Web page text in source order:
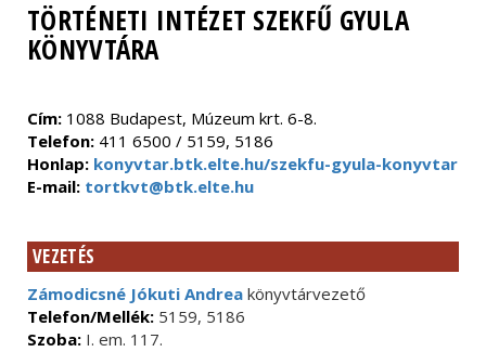
TÖRTÉNETI INTÉZET SZEKFŰ GYULA
KÖNYVTÁRA
Cím: 1088 Budapest, Múzeum krt. 6-8.
Telefon: 411 6500 / 5159, 5186
Honlap: konyvtar.btk.elte.hu/szekfu-gyula-konyvtar
E-mail: tortkvt@btk.elte.hu
VEZETÉS
Zámodicsné Jókuti Andrea könyvtárvezető
Telefon/Mellék: 5159, 5186
Szoba: I. em. 117.